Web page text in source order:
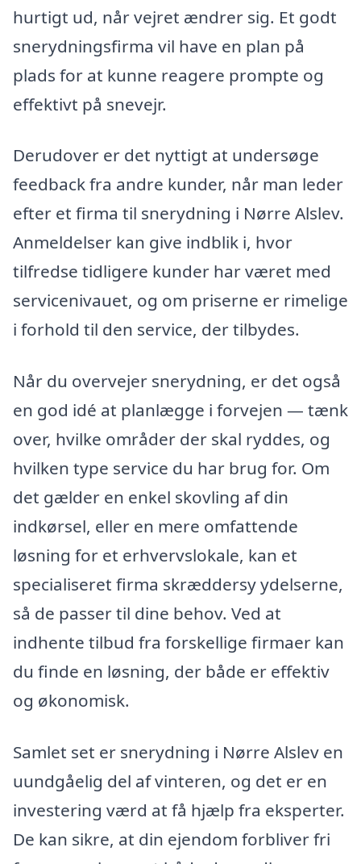
hurtigt ud, når vejret ændrer sig. Et godt
snerydningsfirma vil have en plan på
plads for at kunne reagere prompte og
effektivt på snevejr.
Derudover er det nyttigt at undersøge
feedback fra andre kunder, når man leder
efter et firma til snerydning i Nørre Alslev.
Anmeldelser kan give indblik i, hvor
tilfredse tidligere kunder har været med
servicenivauet, og om priserne er rimelige
i forhold til den service, der tilbydes.
Når du overvejer snerydning, er det også
en god idé at planlægge i forvejen — tænk
over, hvilke områder der skal ryddes, og
hvilken type service du har brug for. Om
det gælder en enkel skovling af din
indkørsel, eller en mere omfattende
løsning for et erhvervslokale, kan et
specialiseret firma skræddersy ydelserne,
så de passer til dine behov. Ved at
indhente tilbud fra forskellige firmaer kan
du finde en løsning, der både er effektiv
og økonomisk.
Samlet set er snerydning i Nørre Alslev en
uundgåelig del af vinteren, og det er en
investering værd at få hjælp fra eksperter.
De kan sikre, at din ejendom forbliver fri